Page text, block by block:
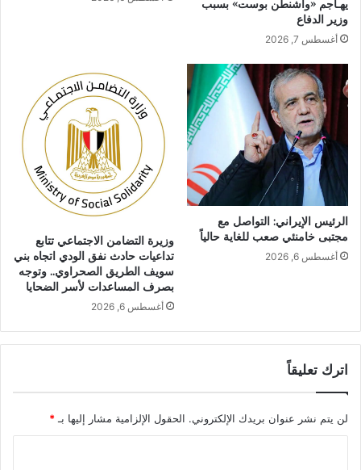
يهـاجم «واشنطن بوست» بسبب
وزير الدفاع
أغسطس 7, 2026
الرئيس الإيراني: التواصل مع
مجتبى خامنئي صعب للغاية حالياً
أغسطس 6, 2026
وزيرة التضامن الاجتماعي تتابع
تداعيات حادث نفق الودي اتجاه بني
سويف الطريق الصحراوي.. وتوجه
بصرف المساعدات لأسر الضحايا
أغسطس 6, 2026
اترك تعليقاً
لن يتم نشر عنوان بريدك الإلكتروني. الحقول الإلزامية مشار إليها بـ *